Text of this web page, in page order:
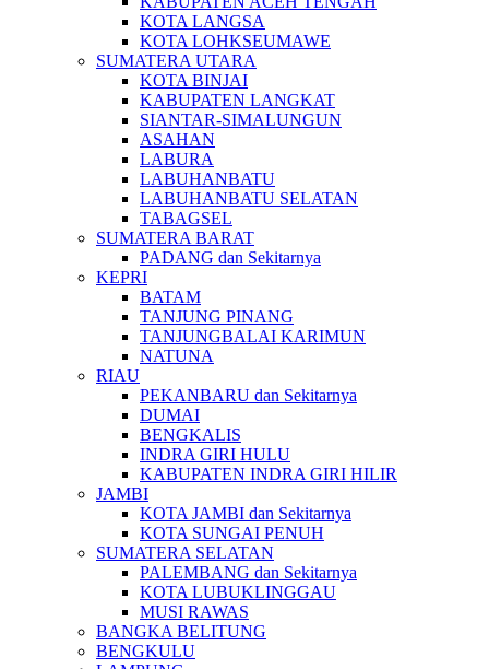
KOTA LANGSA
KOTA LOHKSEUMAWE
SUMATERA UTARA
KOTA BINJAI
KABUPATEN LANGKAT
SIANTAR-SIMALUNGUN
ASAHAN
LABURA
LABUHANBATU
LABUHANBATU SELATAN
TABAGSEL
SUMATERA BARAT
PADANG dan Sekitarnya
KEPRI
BATAM
TANJUNG PINANG
TANJUNGBALAI KARIMUN
NATUNA
RIAU
PEKANBARU dan Sekitarnya
DUMAI
BENGKALIS
INDRA GIRI HULU
KABUPATEN INDRA GIRI HILIR
JAMBI
KOTA JAMBI dan Sekitarnya
KOTA SUNGAI PENUH
SUMATERA SELATAN
PALEMBANG dan Sekitarnya
KOTA LUBUKLINGGAU
MUSI RAWAS
BANGKA BELITUNG
BENGKULU